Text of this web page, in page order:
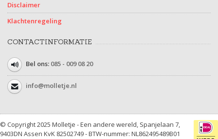
Disclaimer
Klachtenregeling
CONTACTINFORMATIE
Bel ons: 085 - 009 08 20
info@molletje.nl
© Copyright 2025 Molletje - Een andere wereld, Spanjelaan 7,
9403DN Assen KvK 82502749 - BTW-nummer: NL862495489B01